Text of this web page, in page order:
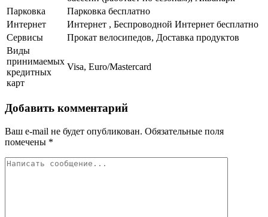
Парковка
Парковка бесплатно
Интернет
Интернет , Беспроводной Интернет бесплатно
Сервисы
Прокат велосипедов, Доставка продуктов
Виды
принимаемых
кредитных
карт
Visa, Euro/Mastercard
Добавить комментарий
Ваш e-mail не будет опубликован. Обязательные поля
помечены *